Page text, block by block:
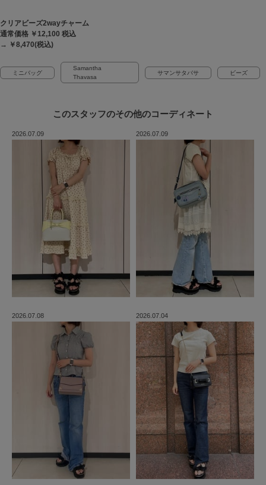
クリアビーズ2wayチャーム
通常価格 ￥12,100 税込
→ ￥8,470(税込)
ミニバッグ
Samantha
Thavasa
サマンサタバサ ビーズ
このスタッフのその他のコーディネート
2026.07.09 2026.07.09
2026.07.08 2026.07.04